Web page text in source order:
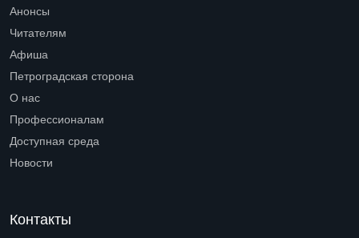
Анонсы
Читателям
Афиша
Петроградская сторона
О нас
Профессионалам
Доступная среда
Новости
Контакты